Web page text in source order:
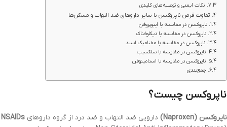
نکات ایمنی و توصیه‌های کلیدی
تفاوت قرص ناپروکسن با سایر داروهای ضد التهاب و مسکن‌ها
ناپروکسن در مقایسه با ایبوپروفن
ناپروکسن در مقایسه با دیکلوفناک
ناپروکسن در مقایسه با مفنامیک اسید
ناپروکسن در مقایسه با سلکسیب
ناپروکسن در مقایسه با استامینوفن
جمع‌بندی
ناپروکسن چیست؟
ناپروکسن (Naproxen) دارویی ضد التهاب و ضد درد از گروه داروهای NSAIDs